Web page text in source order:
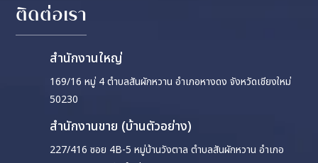
ติดต่อเรา
สำนักงานใหญ่
169/16 หมู่ 4 ตำบลสันผักหวาน อำเภอหางดง จังหวัดเชียงใหม่
50230
สำนักงานขาย (บ้านตัวอย่าง)
227/416 ซอย 4B-5 หมู่บ้านวังตาล ตำบลสันผักหวาน อำเภอ